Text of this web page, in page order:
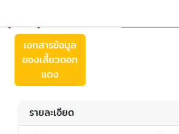
เอกสารข้อมูล
ของเสี้ยวดอก
แดง
รายละเอียด